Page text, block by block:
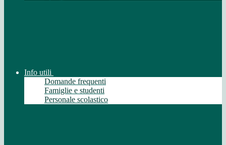
Info utili
Domande frequenti
Famiglie e studenti
Personale scolastico